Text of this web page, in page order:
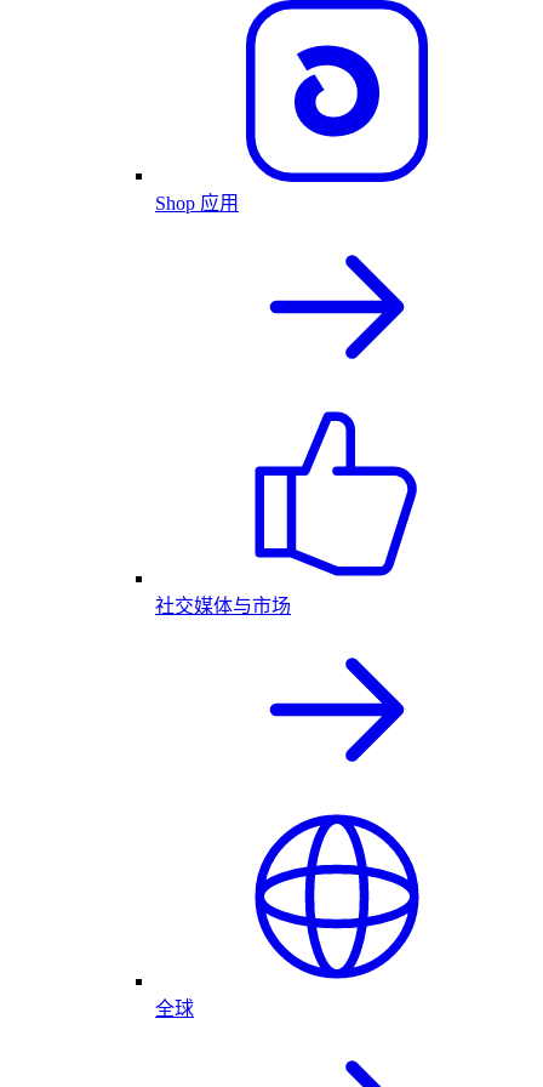
Shop 应用
社交媒体与市场
全球